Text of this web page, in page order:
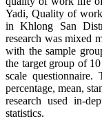
Yadi, Quality of
in Khlong San
research was mixed
with the sample
the target group of
scale questionnaire.
percentage, mean,
research used in-
statistics.